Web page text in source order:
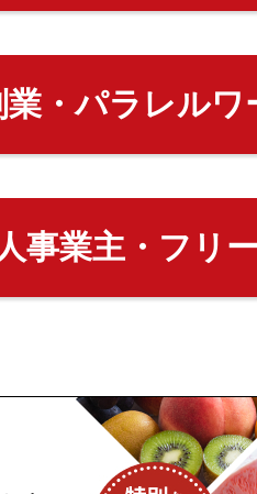
業・パラレルワ
事業主・フリ